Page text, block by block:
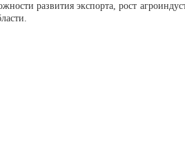
развития экспорта, рост